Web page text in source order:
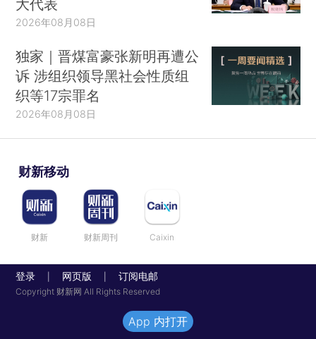
大代表
2026年08月08日
独家｜晋煤富豪张新明再遭公
诉 涉组织领导黑社会性质组
织等17宗罪名
2026年08月08日
财新移动
财新 财新周刊 Caixin
登录 网页版 订阅电邮
Copyright 财新网 All Rights Reserved
App 内打开